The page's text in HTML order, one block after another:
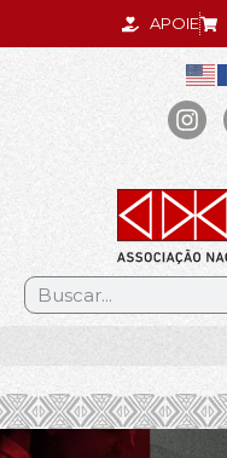
APOIE
.